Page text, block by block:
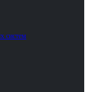
систем